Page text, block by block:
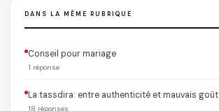
DANS LA MÊME RUBRIQUE
Conseil pour mariage
1 réponse
La tassdira: entre authenticité et mauvais goût
18 réponses